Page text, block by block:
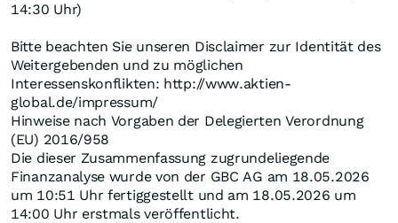
14:30 Uhr)
Bitte beachten Sie unseren Disclaimer zur Identität des
Weitergebenden und zu möglichen
Interessenskonflikten: http://www.aktien-
global.de/impressum/
Hinweise nach Vorgaben der Delegierten Verordnung
(EU) 2016/958
Die dieser Zusammenfassung zugrundeliegende
Finanzanalyse wurde von der GBC AG am 18.05.2026
um 10:51 Uhr fertiggestellt und am 18.05.2026 um
14:00 Uhr erstmals veröffentlicht.